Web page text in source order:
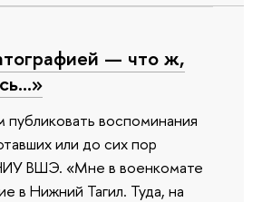
— что ж,
воспоминания
или до сих пор
ВШЭ. «Мне в военкомате
в Нижний Тагил. Туда, на